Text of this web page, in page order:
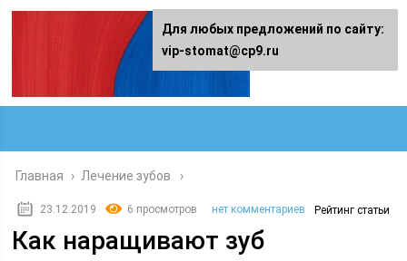
Главная › Лечение зубов
23.12.2019 6 просмотров нет комментариев Рейтинг статьи
Как наращивают зуб
Для любых предложений по сайту:
vip-stomat@cp9.ru